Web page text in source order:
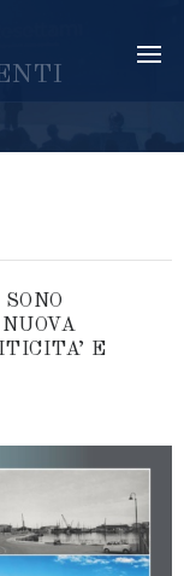
N TI
E